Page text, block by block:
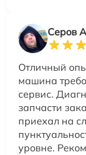
Серов
Отличный
машина
сервис.
запчасти
приехал на
уровне.